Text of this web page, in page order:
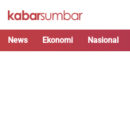
News Ekonomi Nasional